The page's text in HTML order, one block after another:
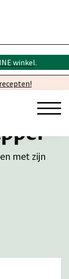
winkel.
recepten!
met zijn